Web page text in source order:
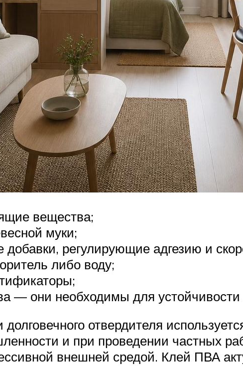
вещества;
муки;
регулирующие адгезию и
либо воду;
— они необходимы для устойчивости
долговечного отвердителя
и при проведении частных
внешней средой. Клей ПВА